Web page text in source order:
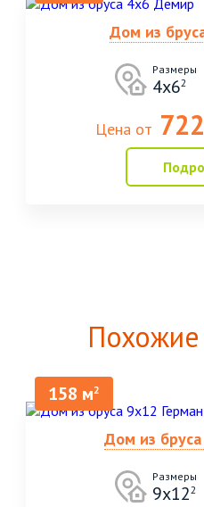
Дом из
Размеры
4х62
Цена от
158 м2
Дом из
Размеры
9х122